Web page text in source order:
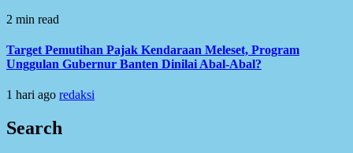
2 min read
Target Pemutihan Pajak Kendaraan Meleset, Program
Unggulan Gubernur Banten Dinilai Abal-Abal?
1 hari ago redaksi
Search